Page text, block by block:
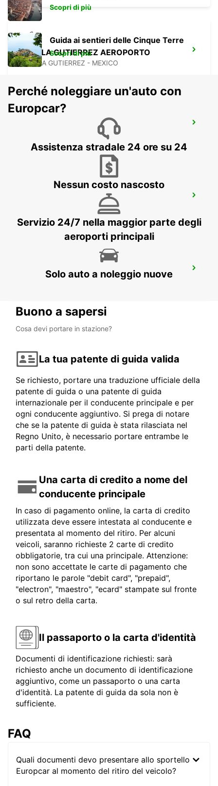
TUXTLA GUTIERREZ AEROPORTO
TUXTLA GUTIERREZ - MEXICO
COATZACOALCOS - MEXICO
MINATITLAN AEROPORTO
MERIDA AEROPORTO
Scopri di più
Guida ai sentieri delle Cinque Terre
Scopri di più
Perché noleggiare un'auto con
Europcar?
Assistenza stradale 24 ore su 24
Nessun costo nascosto
Servizio 24/7 nella maggior parte degli
aeroporti principali
Solo auto a noleggio nuove
Buono a sapersi
Cosa devi portare in stazione?
La tua patente di guida valida
Se richiesto, portare una traduzione ufficiale della
patente di guida o una patente di guida
internazionale per il conducente principale e per
ogni conducente aggiuntivo. Si prega di notare
che se la patente di guida è stata rilasciata nel
Regno Unito, è necessario portare entrambe le
parti della patente.
Una carta di credito a nome del
conducente principale
In caso di pagamento online, la carta di credito
utilizzata deve essere intestata al conducente e
presentata al momento del ritiro. Per alcuni
veicoli, saranno richieste 2 carte di credito
obbligatorie, tra cui una principale. Attenzione:
non sono accettate le carte di pagamento che
riportano le parole "debit card", "prepaid",
"electron", "maestro", "ecard" stampate sul fronte
o sul retro della carta.
Il passaporto o la carta d'identità
Documenti di identificazione richiesti: sarà
richiesto anche un documento di identificazione
aggiuntivo, come un passaporto o una carta
d'identità. La patente di guida da sola non è
sufficiente.
FAQ
Quali documenti devo presentare allo sportello
Europcar al momento del ritiro del veicolo?